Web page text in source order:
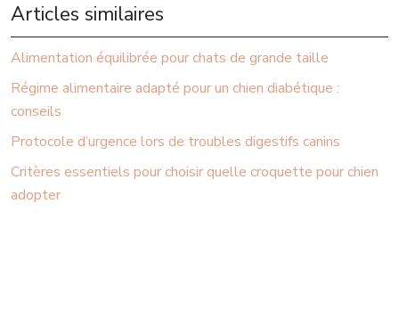
Articles similaires
Alimentation équilibrée pour chats de grande taille
Régime alimentaire adapté pour un chien diabétique :
conseils
Protocole d’urgence lors de troubles digestifs canins
Critères essentiels pour choisir quelle croquette pour chien
adopter